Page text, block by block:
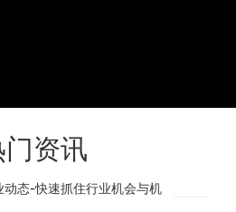
资讯
动态-快速抓住行业机会与机